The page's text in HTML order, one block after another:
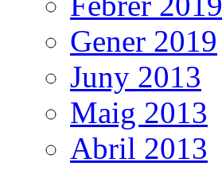
Gener 2019
Juny 2013
Maig 2013
Abril 2013